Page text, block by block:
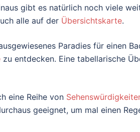
gibt es natürlich noch viele
alle auf der Übersichtskarte.
Paradies für einen
zu entdecken. Eine tabellarische
eine Reihe von
geeignet, um mal einen